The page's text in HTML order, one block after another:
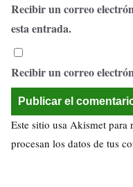
Recibir un correo
esta entrada.
Recibir un correo
Este sitio usa Akismet para
procesan los datos de tus